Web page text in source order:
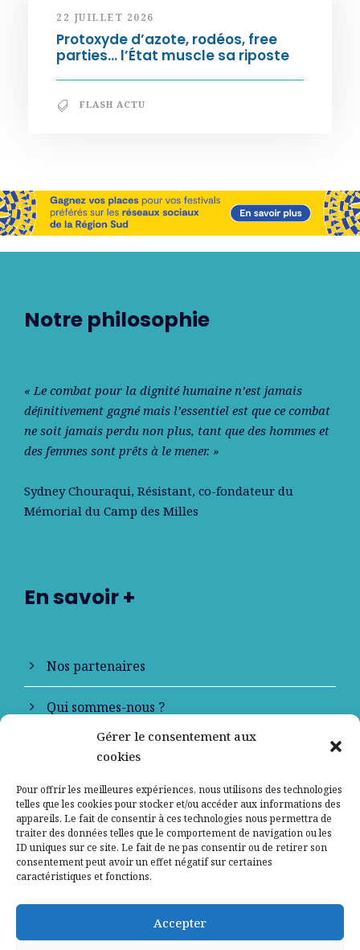
Gérer le consentement aux
cookies
Pour offrir les meilleures expériences, nous utilisons des technologies
telles que les cookies pour stocker et/ou accéder aux informations des
appareils. Le fait de consentir à ces technologies nous permettra de
traiter des données telles que le comportement de navigation ou les
ID uniques sur ce site. Le fait de ne pas consentir ou de retirer son
consentement peut avoir un effet négatif sur certaines
caractéristiques et fonctions.
Accepter
22 JUILLET 2026
Protoxyde d’azote, rodéos, free
parties… l’État muscle sa riposte
FLASH ACTU
Notre philosophie
« Le combat pour la dignité humaine n’est jamais
déﬁnitivement gagné mais l’essentiel est que ce combat
ne soit jamais perdu non plus, tant que des hommes et
des femmes sont prêts à le mener. »
Sydney Chouraqui, Résistant, co-fondateur du
Mémorial du Camp des Milles
En savoir +
Nos partenaires
Qui sommes-nous ?
Contactez-nous
Mentions légales
Politique de confidentialité